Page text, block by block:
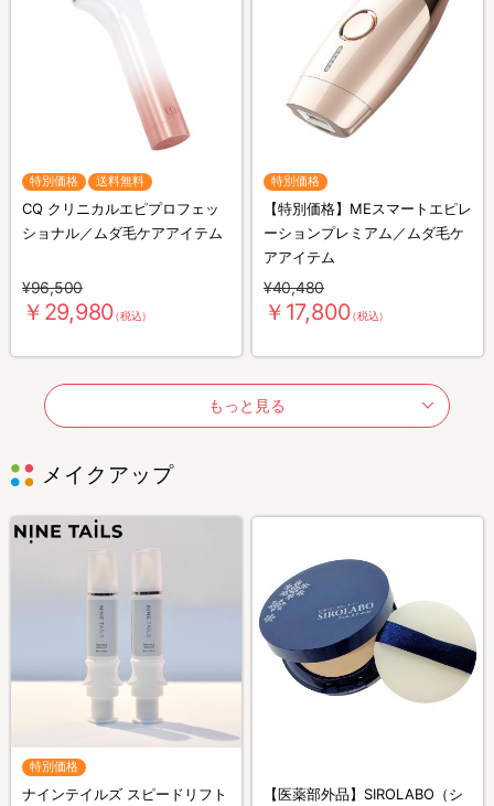
特別価格 送料無料
CQ クリニカルエピプロフェッ
ショナル／ムダ毛ケアアイテム
¥96,500
￥29,980（税込）
特別価格
【特別価格】MEスマートエピレ
ーションプレミアム／ムダ毛ケ
アアイテム
¥40,480
￥17,800（税込）
もっと見る
メイクアップ
特別価格
ナインテイルズ スピードリフト 【医薬部外品】SIROLABO（シ